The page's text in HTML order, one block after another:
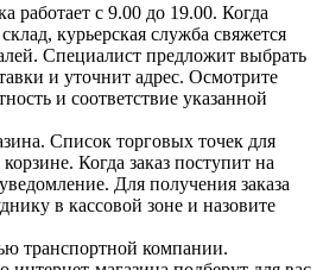
работает с 9.00 до 19.00. Когда
курьерская служба свяжется
Специалист предложит выбрать
и уточнит адрес. Осмотрите
и соответствие указанной
Список торговых точек для
Когда заказ поступит на
Для получения заказа
в кассовой зоне и назовите
транспортной компании.